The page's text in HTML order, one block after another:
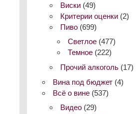
Виски (49)
Критерии оценки (2)
Пиво (699)
Светлое (477)
Темное (222)
Прочий алкоголь (17)
Вина под бюджет (4)
Всё о вине (537)
Видео (29)